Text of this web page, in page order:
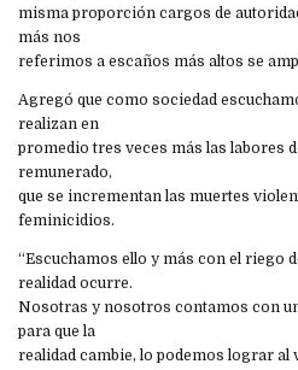
misma proporción cargos de
más nos
referimos a escaños más altos se
Agregó que como sociedad
realizan en
promedio tres veces más las labores
remunerado,
que se incrementan las muertes
feminicidios.
“Escuchamos ello y más con el riego
realidad ocurre.
Nosotras y nosotros contamos con
para que la
realidad cambie, lo podemos lograr